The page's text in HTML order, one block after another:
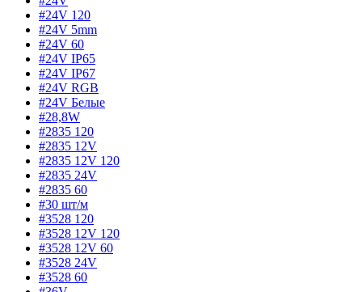
#24V 120
#24V 5mm
#24V 60
#24V IP65
#24V IP67
#24V RGB
#24V Белые
#28,8W
#2835 120
#2835 12V
#2835 12V 120
#2835 24V
#2835 60
#30 шт/м
#3528 120
#3528 12V 120
#3528 12V 60
#3528 24V
#3528 60